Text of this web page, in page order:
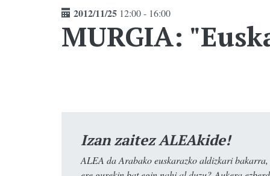
2012/11/25 12:00 - 16:00
MURGIA:
Izan zaitez ALEAkide!
ALEA da Arabako euskarazko aldizkari